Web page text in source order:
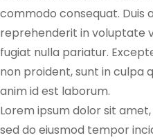
commodo consequat. Duis
reprehenderit in voluptate
fugiat nulla pariatur.
non proident, sunt in culpa
anim id est laborum.
Lorem ipsum dolor sit
sed do eiusmod tempor